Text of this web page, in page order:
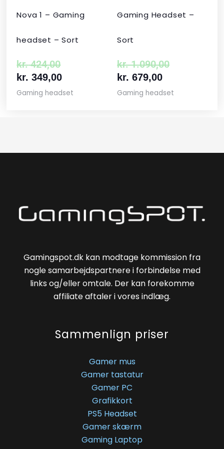
Nova 1 – Gaming
headset – Sort
kr.424,00
kr. 349,00
Gaming headset
Gaming Headset –
Sort
kr.1.090,00
kr. 679,00
Gaming headset
Gamingspot.dk kan modtage kommission fra
nogle samarbejdspartnere i forbindelse med
links og/eller omtale. Der kan forekomme
affiliate aftaler i vores indlæg.
Sammenlign priser
Gamer mus
Gamer tastatur
Gamer PC
Grafikkort
PS5 Headset
Gamer skærm
Gaming Laptop